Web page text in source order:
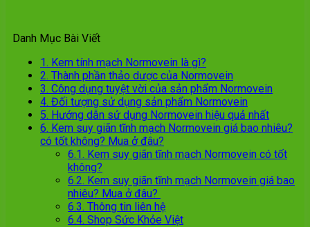
Danh Mục Bài Viết
1. Kem tính mạch Normovein là gì?
2. Thành phần thảo dược của Normovein
3. Công dụng tuyệt vời của sản phẩm Normovein
4. Đối tượng sử dụng sản phẩm Normovein
5. Hướng dẫn sử dụng Normovein hiệu quả nhất
6. Kem suy giãn tĩnh mạch Normovein giá bao nhiêu?
có tốt không? Mua ở đâu?
6.1. Kem suy giãn tĩnh mạch Normovein có tốt
không?
6.2. Kem suy giãn tĩnh mạch Normovein giá bao
nhiêu? Mua ở đâu?
6.3. Thông tin liên hệ
6.4. Shop Sức Khỏe Việt